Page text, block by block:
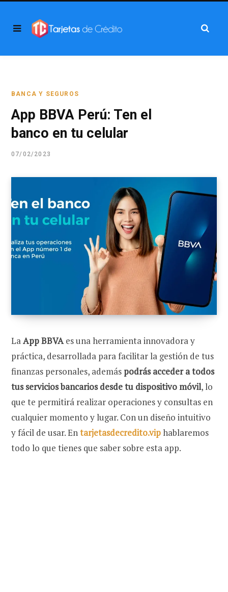
BANCA Y SEGUROS
App BBVA Perú: Ten el
banco en tu celular
07/02/2023
LaApp BBVAes una herramienta innovadora y
práctica, desarrollada para facilitar la gestión de tus
finanzas personales, además podrás acceder a todos
tus servicios bancarios desde tu dispositivo móvil, lo
que te permitirá realizar operaciones y consultas en
cualquier momento y lugar. Con un diseño intuitivo
y fácil de usar.Entarjetasdecredito.viphablaremos
todo lo que tienes que saber sobre esta app.